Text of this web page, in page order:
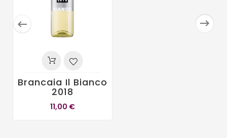
 
Brancaia Il Bianco
2018
11,00 €